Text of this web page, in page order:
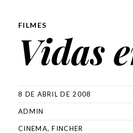
FILMES
Vidas
8 DE ABRIL DE 2008
ADMIN
CINEMA,FINCHER